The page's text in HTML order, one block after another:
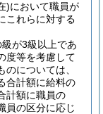
)において職員が
これらに対する
が3級以上であ
度等を考慮して
については、
合計額に給料の
計額に職員の
員の区分に応じ